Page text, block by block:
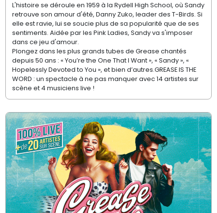
L'histoire se déroule en 1959 à la Rydell High School, où Sandy
retrouve son amour d'été, Danny Zuko, leader des T-Birds. Si
elle est ravie, lui se soucie plus de sa popularité que de ses
sentiments. Aidée par les Pink Ladies, Sandy va s'imposer
dans ce jeu d'amour.
Plongez dans les plus grands tubes de Grease chantés
depuis 50 ans : « You’re the One That I Want », « Sandy », «
Hopelessly Devoted to You », et bien d’autres.GREASE IS THE
WORD : un spectacle à ne pas manquer avec 14 artistes sur
scène et 4 musiciens live !